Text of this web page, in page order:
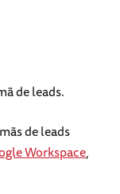
de leads.
de leads
Workspace,